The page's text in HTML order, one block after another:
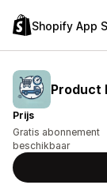
Shopify App
Product
Prijs
Gratis abonnement
beschikbaar